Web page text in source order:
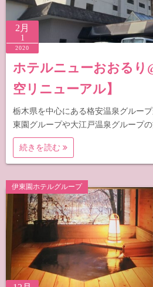
2月
1
2020
ホテルニューおおるり
空リニューアル】
栃木県を中心にある格安温泉グルー
東園グループや大江戸温泉グループ
続きを読む
伊東園ホテルグループ